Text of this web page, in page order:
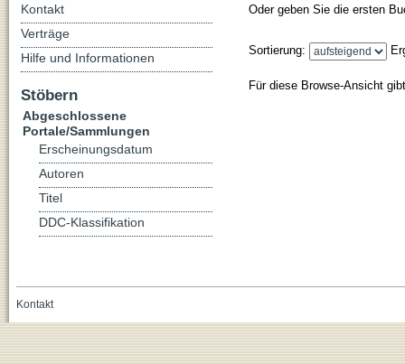
Oder geben Sie die ersten
Sortierung:
Für diese Browse-Ansicht
Kontakt
Verträge
Hilfe und Informationen
Stöbern
Abgeschlossene
Portale/Sammlungen
Erscheinungsdatum
Autoren
Titel
DDC-Klassifikation
Kontakt